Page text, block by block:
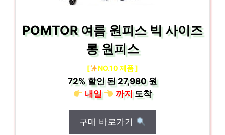
POMTOR 여름 원피스 빅 사이즈
롱 원피스
[ NO.10 제품 ]
72%할인 된27,980 원
내일
까지도착
구매 바로가기